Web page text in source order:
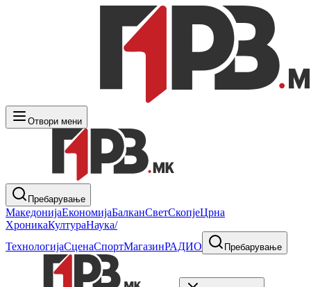
Отвори мени
Пребарување
МакедонијаЕкономијаБалканСветСкопјеЦрна
ХроникаКултураНаука/
ТехнологијаСценаСпортМагазинРАДИО Пребарување